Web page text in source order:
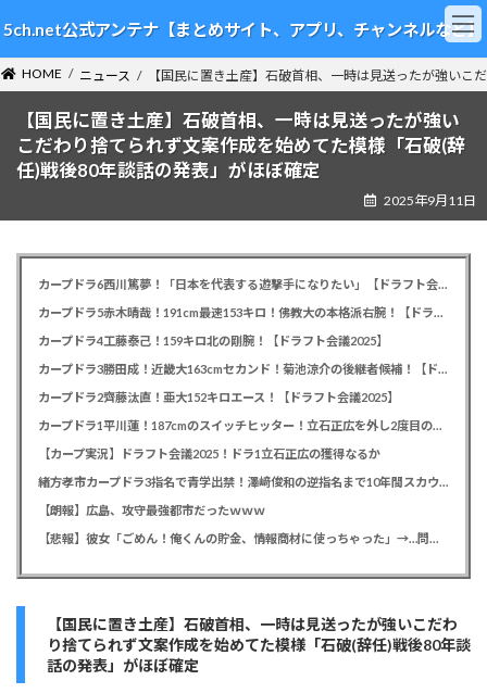
ン
テ
ン
ツ
ビ
ゲ
ー
シ
5ch.net公式アンテナ【まとめサイト、アプリ、チャンネルなど】
HOME ニュース 【国民に置き土産】石破首相、一時は見送ったが強い
【国民に置き土産】石破首相、一時は見送ったが強い
こだわり捨てられず文案作成を始めてた模様「石破(辞
任)戦後80年談話の発表」がほぼ確定
2025年9月11日
カープドラ6西川篤夢！「日本を代表する遊撃手になりたい」【ドラフト会議2025】
カープドラ5赤木晴哉！191cm最速153キロ！佛教大の本格派右腕！【ドラフト会議2025】
カープドラ4工藤泰己！159キロ北の剛腕！【ドラフト会議2025】
カープドラ3勝田成！近畿大163cmセカンド！菊池涼介の後継者候補！【ドラフト会議2025】
カープドラ2齊藤汰直！亜大152キロエース！【ドラフト会議2025】
カープドラ1平川蓮！187cmのスイッチヒッター！立石正広を外し2度目の重複も新井監督がクジを引き当てる！【ドラフト会議2025】
【カープ実況】ドラフト会議2025！ドラ1立石正広の獲得なるか
緒方孝市カープドラ3指名で青学出禁！澤﨑俊和の逆指名まで10年間スカウト出禁
【朗報】広島、攻守最強都市だったｗｗｗ
【悲報】彼女「ごめん！俺くんの貯金、情報商材に使っちゃった」→…問い詰めたらギャン泣きされたんだが俺が悪いのか？
【国民に置き土産】石破首相、一時は見送ったが強いこだわ
り捨てられず文案作成を始めてた模様「石破(辞任)戦後80年談
話の発表」がほぼ確定